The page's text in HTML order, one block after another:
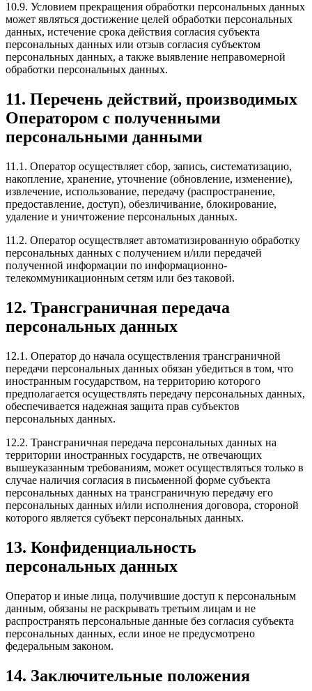
10.9. Условием прекращения обработки персональных данных
может являться достижение целей обработки персональных
данных, истечение срока действия согласия субъекта
персональных данных или отзыв согласия субъектом
персональных данных, а также выявление неправомерной
обработки персональных данных.
11. Перечень действий, производимых
Оператором с полученными
персональными данными
11.1. Оператор осуществляет сбор, запись, систематизацию,
накопление, хранение, уточнение (обновление, изменение),
извлечение, использование, передачу (распространение,
предоставление, доступ), обезличивание, блокирование,
удаление и уничтожение персональных данных.
11.2. Оператор осуществляет автоматизированную обработку
персональных данных с получением и/или передачей
полученной информации по информационно-
телекоммуникационным сетям или без таковой.
12. Трансграничная передача
персональных данных
12.1. Оператор до начала осуществления трансграничной
передачи персональных данных обязан убедиться в том, что
иностранным государством, на территорию которого
предполагается осуществлять передачу персональных данных,
обеспечивается надежная защита прав субъектов
персональных данных.
12.2. Трансграничная передача персональных данных на
территории иностранных государств, не отвечающих
вышеуказанным требованиям, может осуществляться только в
случае наличия согласия в письменной форме субъекта
персональных данных на трансграничную передачу его
персональных данных и/или исполнения договора, стороной
которого является субъект персональных данных.
13. Конфиденциальность
персональных данных
Оператор и иные лица, получившие доступ к персональным
данным, обязаны не раскрывать третьим лицам и не
распространять персональные данные без согласия субъекта
персональных данных, если иное не предусмотрено
федеральным законом.
14. Заключительные положения